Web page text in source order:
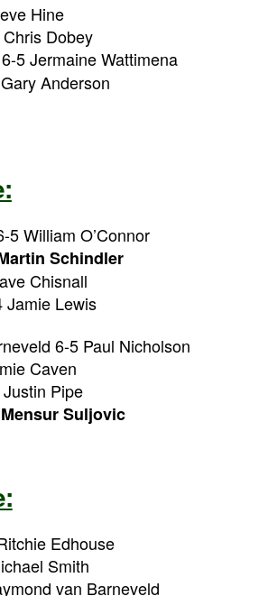
Hine
Dobey
6-5 Jermaine Wattimena
Anderson
5 William O’Connor
Schindler
Chisnall
Jamie Lewis
6-5 Paul Nicholson
Caven
Pipe
Mensur Suljovic
Edhouse
Smith
van Barneveld